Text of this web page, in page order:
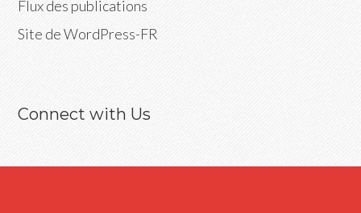
Flux des publications
Site de WordPress-FR
Connect with Us